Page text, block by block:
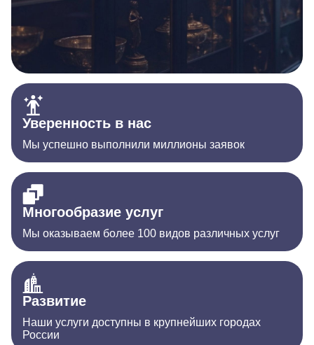
Уверенность в нас
Мы успешно выполнили миллионы заявок
Многообразие услуг
Мы оказываем более 100 видов различных услуг
Развитие
Наши услуги доступны в крупнейших городах
России